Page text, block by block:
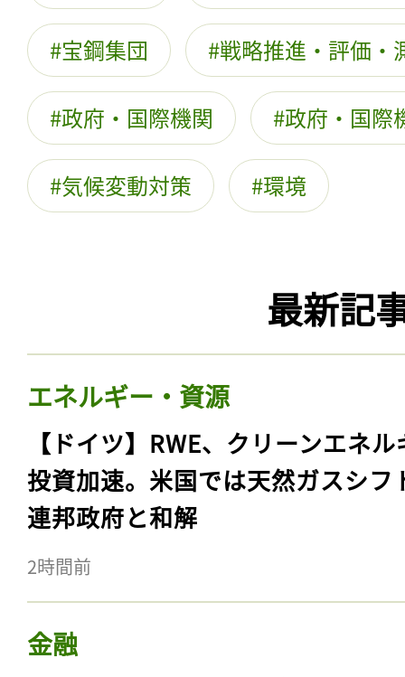
宝鋼集団 戦略推進・評価・
政府・国際機関 政府・国際
気候変動対策 環境
最新記
エネルギー・資源
【ドイツ】RWE、クリーンエネ
投資加速。米国では天然ガスシフ
連邦政府と和解
2時間前
金融